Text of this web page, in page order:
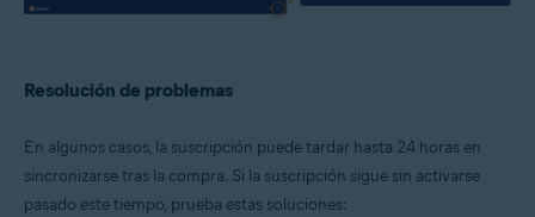
Resolución de problemas
En algunos casos, la suscripción puede tardar hasta 24 horas en
sincronizarse tras la compra. Si la suscripción sigue sin activarse
pasado este tiempo, prueba estas soluciones: